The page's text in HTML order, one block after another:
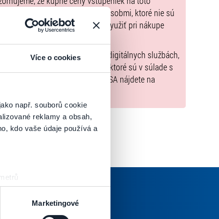
Více o cookies
např. souborů cookie
reklamy a obsah,
kdo vaše údaje používá a
prstu)
. Svůj souhlas
Marketingové
Poukazov GoOut, ani inými spôsobmi, ktoré nie sú
. Poukazy GoOut môžete využiť pri nákupe
EÚ 2022/2065 (Akt o digitálnych službách,
, iba výrobky alebo služby, ktoré sú v súlade s
informácie a kontakty podľa DSA nájdete na